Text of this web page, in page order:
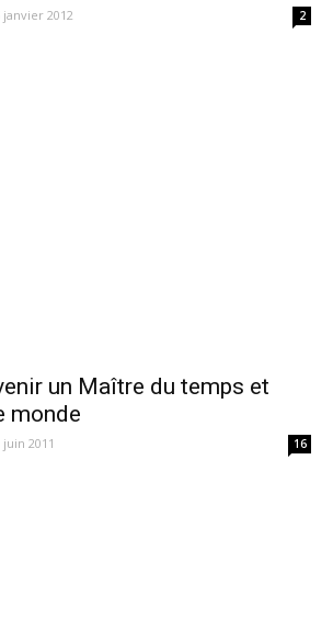
janvier 2012 2
un Maître du temps et
monde
juin 2011 16